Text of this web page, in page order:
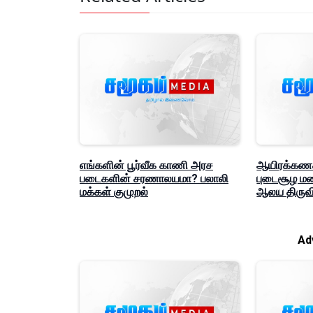
எங்களின் பூர்வீக காணி அரச
படைகளின் சரணாலயமா? பலாலி
மக்கள் குமுறல்
புடைசூழ
ஆலய